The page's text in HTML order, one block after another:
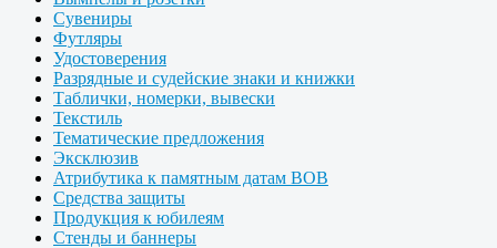
Сувениры
Футляры
Удостоверения
Разрядные и судейские знаки и книжки
Таблички, номерки, вывески
Текстиль
Тематические предложения
Эксклюзив
Атрибутика к памятным датам ВОВ
Средства защиты
Продукция к юбилеям
Стенды и баннеры